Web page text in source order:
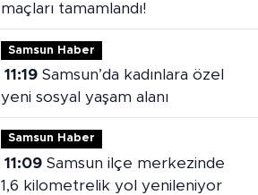
maçları tamamlandı!
Samsun Haber
11:19Samsun’da kadınlara özel
yeni sosyal yaşam alanı
Samsun Haber
11:09Samsun ilçe merkezinde
1,6 kilometrelik yol yenileniyor